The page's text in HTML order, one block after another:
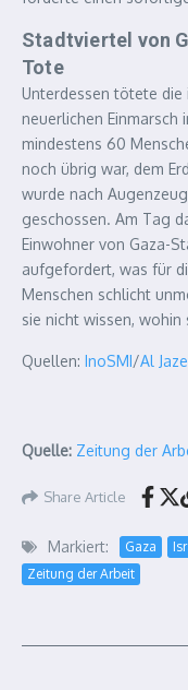
Stadtviertel von
Tote
Unterdessen tötete die
neuerlichen Einmarsch
mindestens 60
noch übrig war, dem
wurde nach
geschossen. Am Tag
Einwohner von Gaza-
aufgefordert, was für
Menschen schlicht
sie nicht wissen,
Quellen: InoSMI/Al
Quelle: Zeitung der
Share Article
Markiert: Gaza
Zeitung der Arbeit